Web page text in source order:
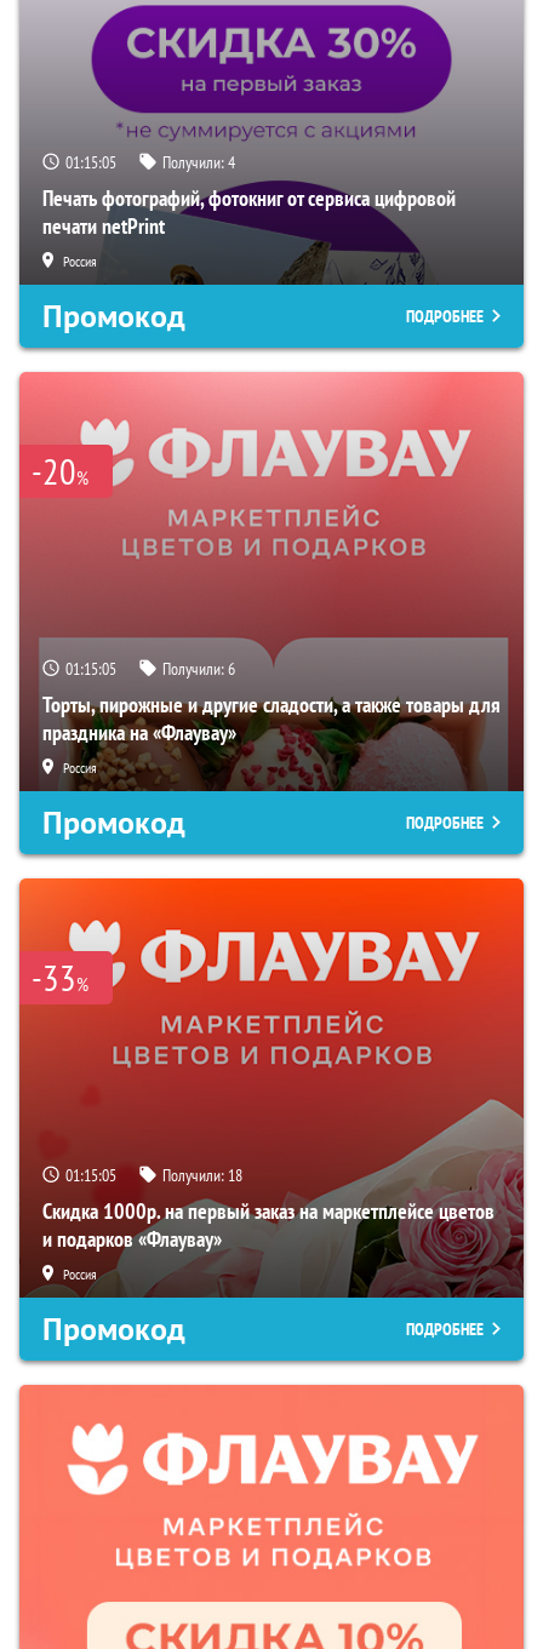
01:15:04 Получили:4
Печать фотографий, фотокниг от сервиса цифровой
печати netPrint
Россия
Промокод ПОДРОБНЕЕ
-20%
01:15:04 Получили:6
Торты, пирожные и другие сладости, а также товары для
праздника на «Флаувау»
Россия
Промокод ПОДРОБНЕЕ
-33%
01:15:04 Получили: 18
Скидка 1000р. на первый заказ на маркетплейсе цветов
и подарков «Флаувау»
Россия
Промокод ПОДРОБНЕЕ